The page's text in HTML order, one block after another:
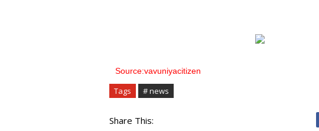
Source:vavuniyacitizen
Tags # news
Share This: